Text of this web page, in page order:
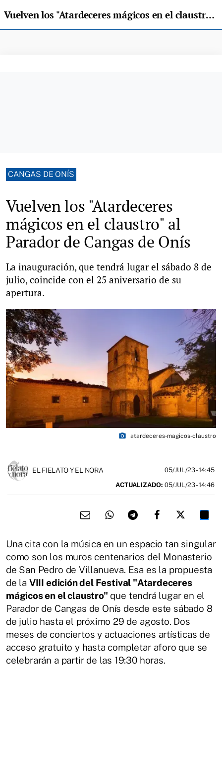
Vuelven los "Atardeceres mágicos en el claustro" al Parador de Cangas de Onís
CANGAS DE ONÍS
Vuelven los "Atardeceres
mágicos en el claustro" al
Parador de Cangas de Onís
La inauguración, que tendrá lugar el sábado 8 de
julio, coincide con el 25 aniversario de su
apertura.
photo_camera atardeceres-magicos-claustro
EL FIELATO Y EL NORA 05/JUL/23- 14:45
ACTUALIZADO: 05/JUL/23 - 14:46
Una cita con la música en un espacio tan singular
como son los muros centenarios del Monasterio
de San Pedro de Villanueva. Esa es la propuesta
de la VIII edición del Festival "Atardeceres
mágicos en el claustro" que tendrá lugar en el
Parador de Cangas de Onís desde este sábado 8
de julio hasta el próximo 29 de agosto. Dos
meses de conciertos y actuaciones artísticas de
acceso gratuito y hasta completar aforo que se
celebrarán a partir de las 19:30 horas.